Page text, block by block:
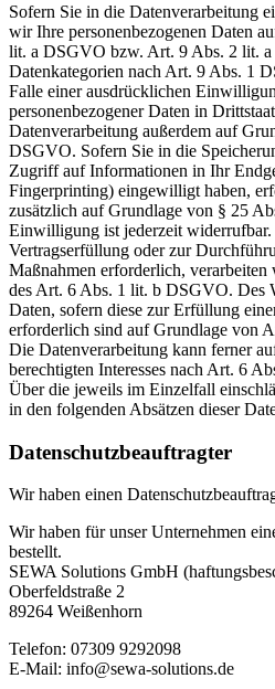
Sofern Sie in die Datenverarbeitung
wir Ihre personenbezogenen Daten
lit. a DSGVO bzw. Art. 9 Abs. 2 lit.
Datenkategorien nach Art. 9 Abs. 1
Falle einer ausdrücklichen
personenbezogener Daten in
Datenverarbeitung außerdem auf
DSGVO. Sofern Sie in die
Zugriff auf Informationen in Ihr
Fingerprinting) eingewilligt haben,
zusätzlich auf Grundlage von § 25
Einwilligung ist jederzeit
Vertragserfüllung oder zur
Maßnahmen erforderlich,
des Art. 6 Abs. 1 lit. b DSGVO. Des
Daten, sofern diese zur Erfüllung
erforderlich sind auf Grundlage von
Die Datenverarbeitung kann ferner
berechtigten Interesses nach Art. 6
Über die jeweils im Einzelfall
in den folgenden Absätzen dieser
Datenschutz­beauftragter
Wir haben einen
Wir haben für unser Unternehmen
bestellt.
SEWA Solutions GmbH
Oberfeldstraße 2
89264 Weißenhorn
Telefon: 07309 9292098
E-Mail: info@sewa-solutions.de